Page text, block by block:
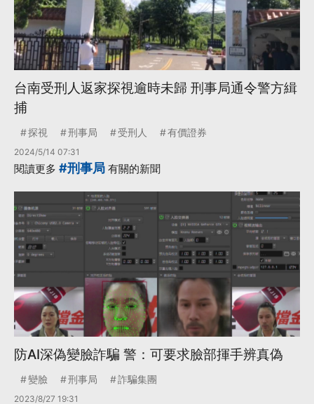
台南受刑人返家探視逾時未歸 刑事局通令警方緝
捕
探視 刑事局 受刑人 有價證券
2024/5/14 07:31
閱讀更多 #刑事局 有關的新聞
防AI深偽變臉詐騙 警：可要求臉部揮手辨真偽
變臉 刑事局 詐騙集團
2023/8/27 19:31